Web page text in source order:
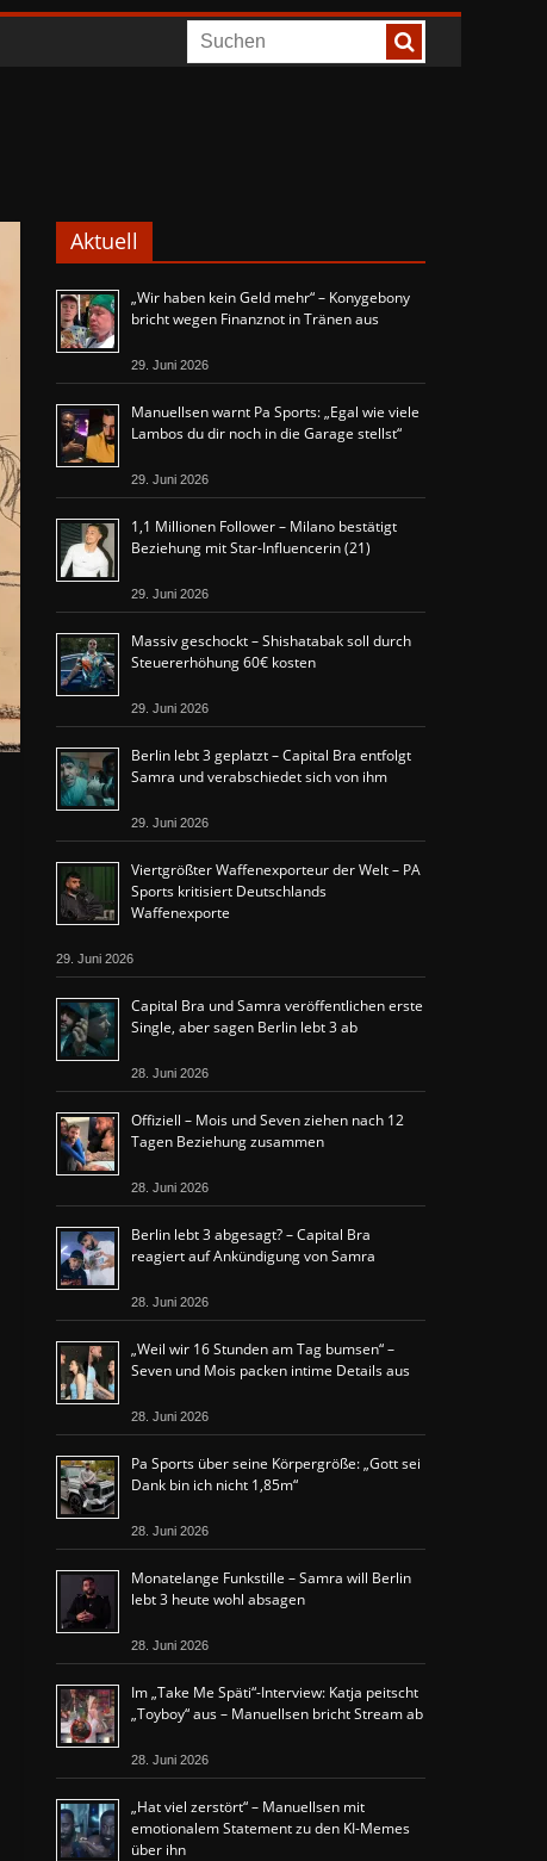
Aktuell
„Wir haben kein Geld mehr“ – Konygebony
bricht wegen Finanznot in Tränen aus
29. Juni 2026
Manuellsen warnt Pa Sports: „Egal wie viele
Lambos du dir noch in die Garage stellst“
29. Juni 2026
1,1 Millionen Follower – Milano bestätigt
Beziehung mit Star-Influencerin (21)
29. Juni 2026
Massiv geschockt – Shishatabak soll durch
Steuererhöhung 60€ kosten
29. Juni 2026
Berlin lebt 3 geplatzt – Capital Bra entfolgt
Samra und verabschiedet sich von ihm
29. Juni 2026
Viertgrößter Waffenexporteur der Welt – PA
Sports kritisiert Deutschlands
Waffenexporte
29. Juni 2026
Capital Bra und Samra veröffentlichen erste
Single, aber sagen Berlin lebt 3 ab
28. Juni 2026
Offiziell – Mois und Seven ziehen nach 12
Tagen Beziehung zusammen
28. Juni 2026
Berlin lebt 3 abgesagt? – Capital Bra
reagiert auf Ankündigung von Samra
28. Juni 2026
„Weil wir 16 Stunden am Tag bumsen“ –
Seven und Mois packen intime Details aus
28. Juni 2026
Pa Sports über seine Körpergröße: „Gott sei
Dank bin ich nicht 1,85m“
28. Juni 2026
Monatelange Funkstille – Samra will Berlin
lebt 3 heute wohl absagen
28. Juni 2026
Im „Take Me Späti“-Interview: Katja peitscht
„Toyboy“ aus – Manuellsen bricht Stream ab
28. Juni 2026
„Hat viel zerstört“ – Manuellsen mit
emotionalem Statement zu den KI-Memes
über ihn